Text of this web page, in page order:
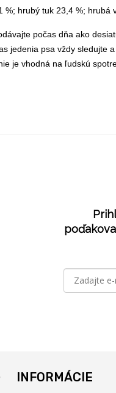
%; hrubý tuk 23,4 %; hrubá
počas dňa ako
jedenia psa vždy sledujte
je vhodná na ľudskú
INFORMÁCIE